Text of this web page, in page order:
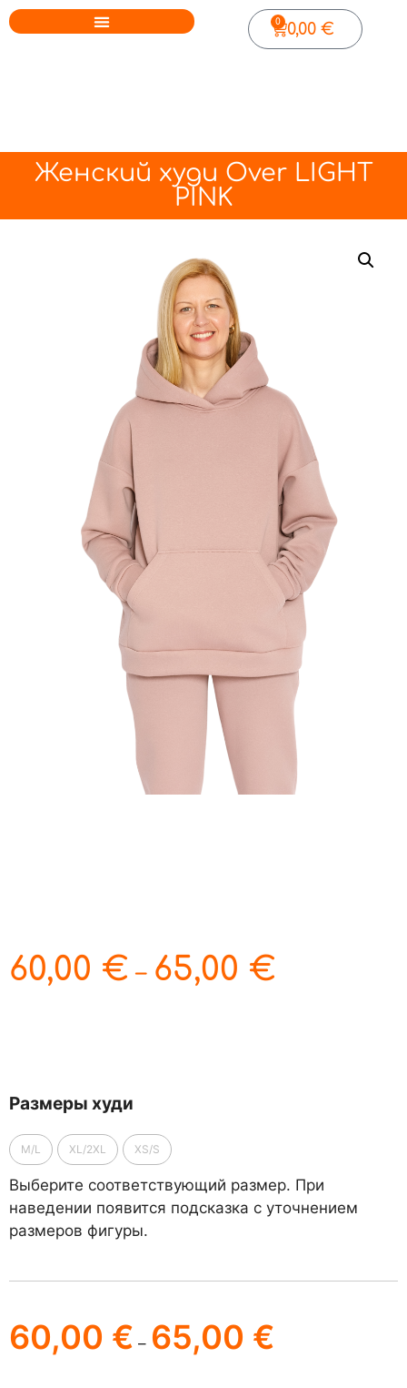
0,00€
0
Женский худи Over LIGHT
PINK
60,00 € – 65,00 €
Размеры худи
M/L XL/2XL XS/S
Выберите соответствующий размер. При
наведении появится подсказка с уточнением
размеров фигуры.
60,00 € – 65,00 €